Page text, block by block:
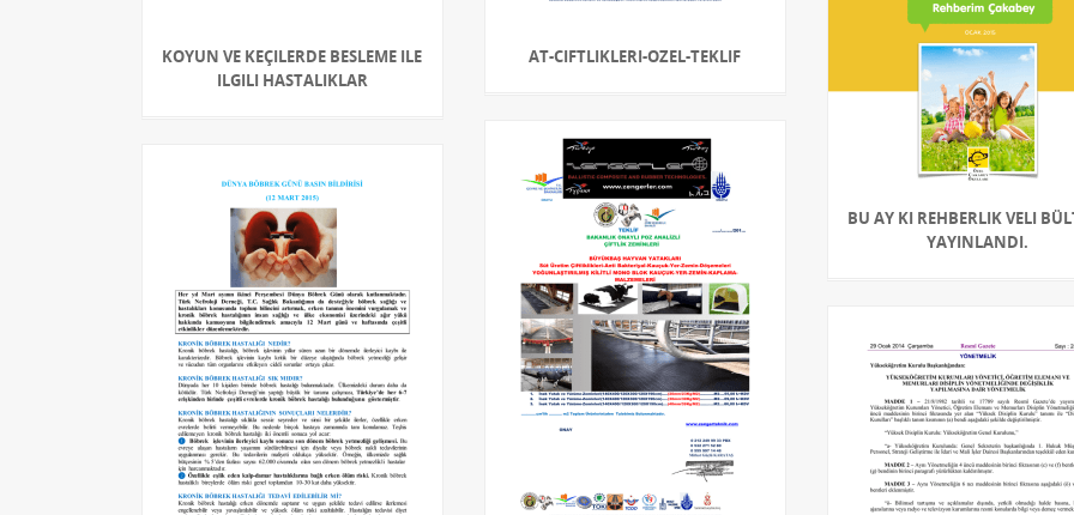
KOYUN VE KEÇILERDE BESLEME ILE
ILGILI HASTALIKLAR
AT-CIFTLIKLERI-OZEL-TEKLIF
BU AY KI REHBERLIK VELI
YAYINLANDI.